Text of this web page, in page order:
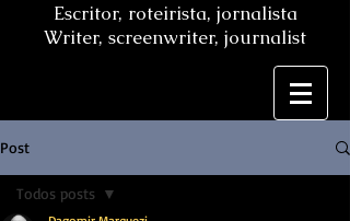
Escritor, roteirista, jornalista
Writer, screenwriter, journalist
Post
Todos posts